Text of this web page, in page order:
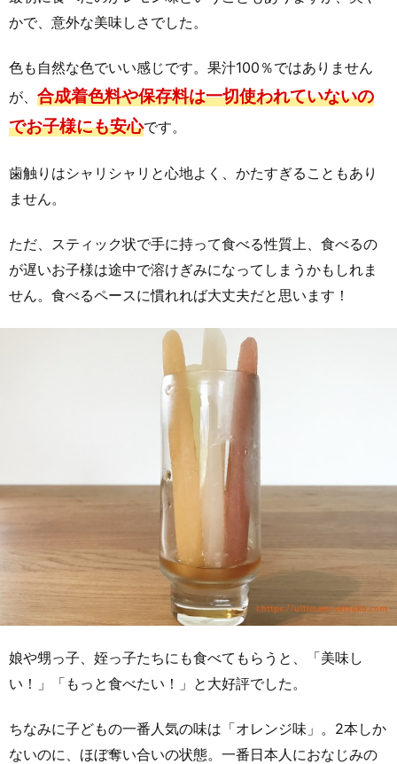
かで、意外な美味しさでした。
色も自然な色でいい感じです。果汁100％ではありません
が、 合成着色料や保存料は一切使われていないの
でお子様にも安心です。
歯触りはシャリシャリと心地よく、かたすぎることもあり
ません。
ただ、スティック状で手に持って食べる性質上、食べるの
が遅いお子様は途中で溶けぎみになってしまうかもしれま
せん。食べるペースに慣れれば大丈夫だと思います！
娘や甥っ子、姪っ子たちにも食べてもらうと、「美味し
い！」「もっと食べたい！」と大好評でした。
ちなみに子どもの一番人気の味は「オレンジ味」。2本しか
ないのに、ほぼ奪い合いの状態。一番日本人におなじみの